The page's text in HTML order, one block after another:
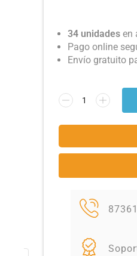
34 unidades en
Pago online
Envío gratuito